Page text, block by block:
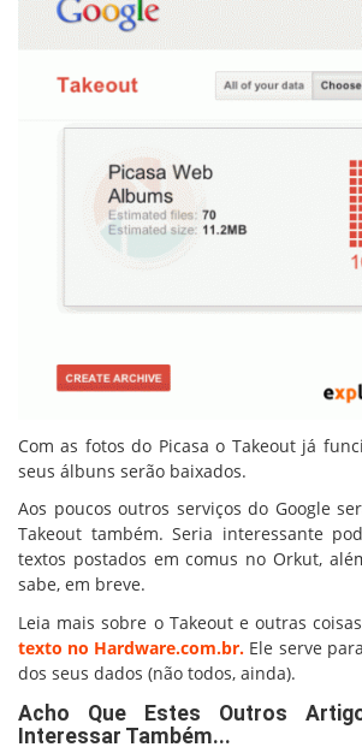
Com as fotos do Picasa o Takeout já
seus álbuns serão baixados.
Aos poucos outros serviços do Google
Takeout também. Seria interessante
textos postados em comus no Orkut,
sabe, em breve.
Leia mais sobre o Takeout e outras
texto no Hardware.com.br. Ele serve
dos seus dados (não todos, ainda).
Acho Que Estes Outros
Interessar Também...